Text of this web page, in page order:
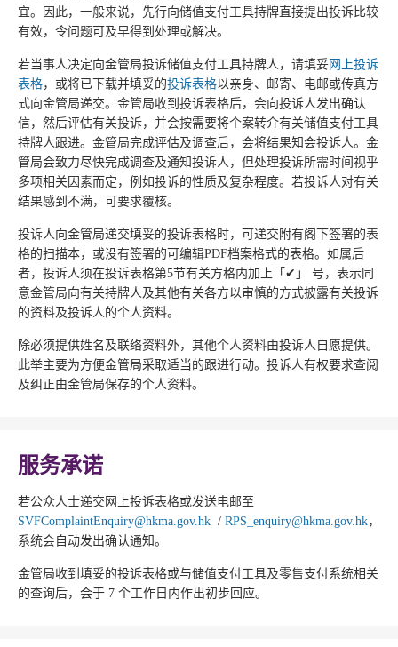
宜。因此，一般来说，先行向储值支付工具持牌直接提出投诉比较
有效，令问题可及早得到处理或解决。
若当事人决定向金管局投诉储值支付工具持牌人，请填妥网上投诉
表格，或将已下载并填妥的投诉表格以亲身、邮寄、电邮或传真方
式向金管局递交。金管局收到投诉表格后，会向投诉人发出确认
信，然后评估有关投诉，并会按需要将个案转介有关储值支付工具
持牌人跟进。金管局完成评估及调查后，会将结果知会投诉人。金
管局会致力尽快完成调查及通知投诉人，但处理投诉所需时间视乎
多项相关因素而定，例如投诉的性质及复杂程度。若投诉人对有关
结果感到不满，可要求覆核。
投诉人向金管局递交填妥的投诉表格时，可递交附有阁下签署的表
格的扫描本，或没有签署的可编辑PDF档案格式的表格。如属后
者，投诉人须在投诉表格第5节有关方格内加上「✔」 号，表示同
意金管局向有关持牌人及其他有关各方以审慎的方式披露有关投诉
的资料及投诉人的个人资料。
除必须提供姓名及联络资料外，其他个人资料由投诉人自愿提供。
此举主要为方便金管局采取适当的跟进行动。投诉人有权要求查阅
及纠正由金管局保存的个人资料。
服务承诺
若公众人士递交网上投诉表格或发送电邮至
SVFComplaintEnquiry@hkma.gov.hk / RPS_enquiry@hkma.gov.hk，
系统会自动发出确认通知。
金管局收到填妥的投诉表格或与储值支付工具及零售支付系统相关
的查询后，会于 7 个工作日内作出初步回应。